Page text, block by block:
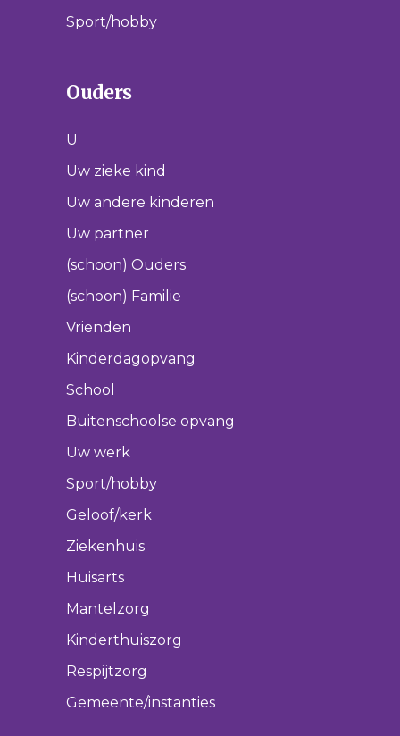
Sport/hobby
Ouders
U
Uw zieke kind
Uw andere kinderen
Uw partner
(schoon) Ouders
(schoon) Familie
Vrienden
Kinderdagopvang
School
Buitenschoolse opvang
Uw werk
Sport/hobby
Geloof/kerk
Ziekenhuis
Huisarts
Mantelzorg
Kinderthuiszorg
Respijtzorg
Gemeente/instanties